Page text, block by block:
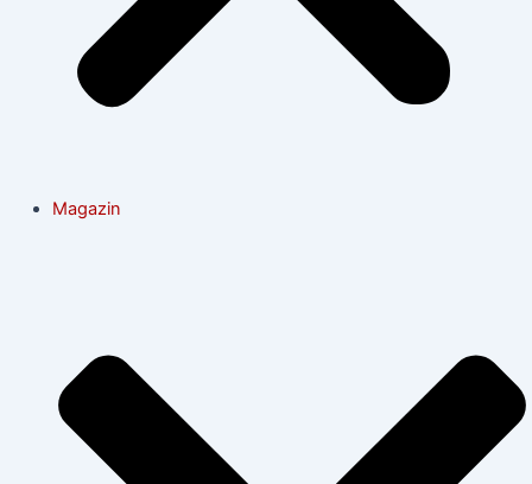
Magazin